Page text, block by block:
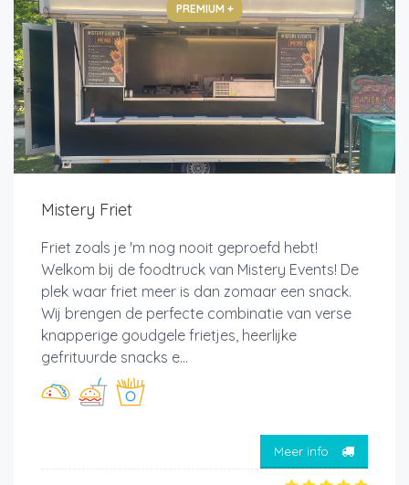
PREMIUM +
Mistery Friet
Friet zoals je 'm nog nooit geproefd hebt!
Welkom bij de foodtruck van Mistery Events! De
plek waar friet meer is dan zomaar een snack.
Wij brengen de perfecte combinatie van verse
knapperige goudgele frietjes, heerlijke
gefrituurde snacks e...
Meer info